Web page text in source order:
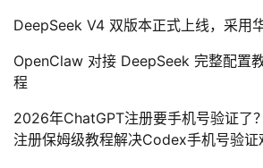
DeepSeek V4 双版本正式上线，采用
OpenClaw 对接 DeepSeek 完整配置
程
2026年ChatGPT注册要手机号验证了
注册保姆级教程解决Codex手机号验证